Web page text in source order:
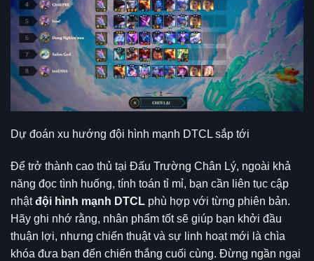
Dự đoán xu hướng đội hình mạnh DTCL sắp tới
Để trở thành cao thủ tại Đấu Trường Chân Lý, ngoài khả
năng đọc tình huống, tính toán tỉ mỉ, bạn cần liên tục cập
nhậtđội hình mạnh DTCL phù hợp với từng phiên bản.
Hãy ghi nhớ rằng, nhân phẩm tốt sẽ giúp bạn khởi đầu
thuận lợi, nhưng chiến thuật và sự linh hoạt mới là chìa
khóa đưa bạn đến chiến thắng cuối cùng. Đừng ngần ngại